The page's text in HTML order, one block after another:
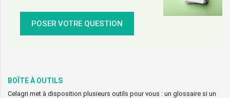
POSER VOTRE QUESTION
BOÎTE À OUTILS
Celagri met à disposition plusieurs outils pour vous : un glossaire si un